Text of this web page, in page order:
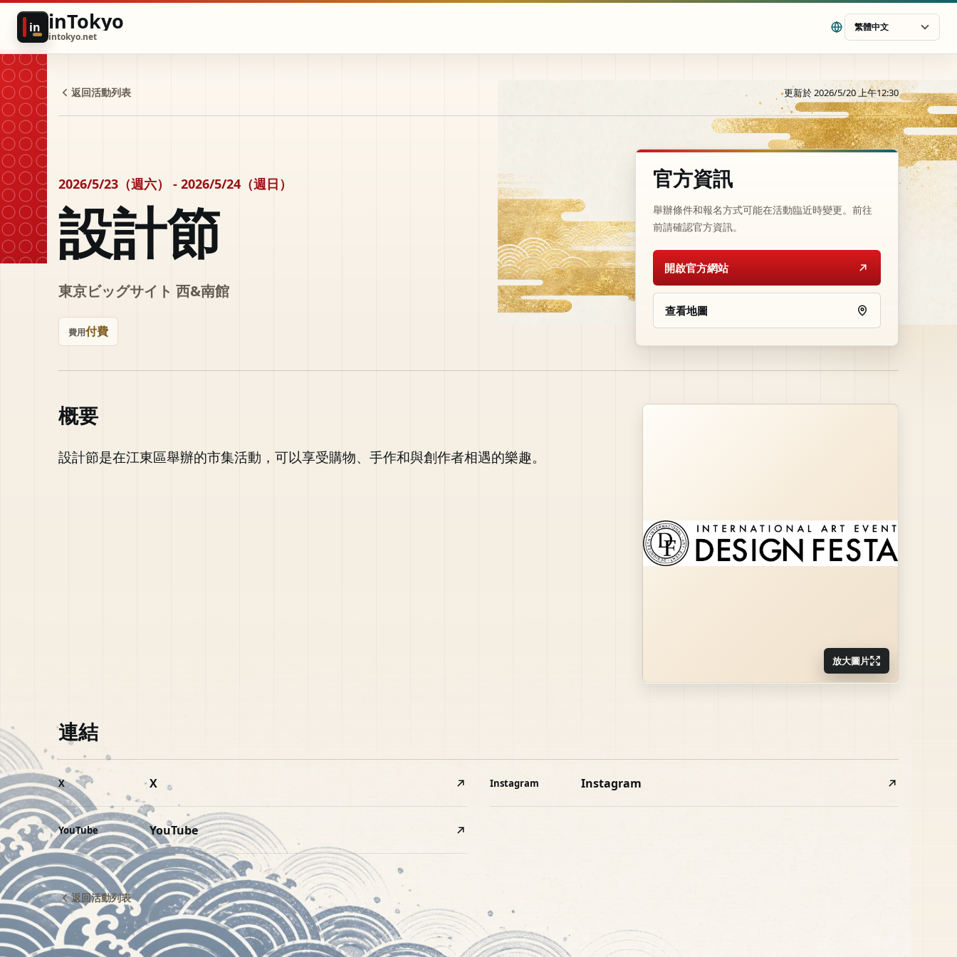
in inTokyo
intokyo.net
繁體中文
返回活動列表 更新於 2026/5/20 上午12:30
2026/5/23（週六） - 2026/5/24（週日）
設計節
東京ビッグサイト 西&南館
費用付費
官方資訊
舉辦條件和報名方式可能在活動臨近時變更。前往
前請確認官方資訊。
開啟官方網站
查看地圖
概要
設計節是在江東區舉辦的市集活動，可以享受購物、手作和與創作者相遇的樂趣。
放大圖片
連結
X X Instagram Instagram
YouTube YouTube
返回活動列表